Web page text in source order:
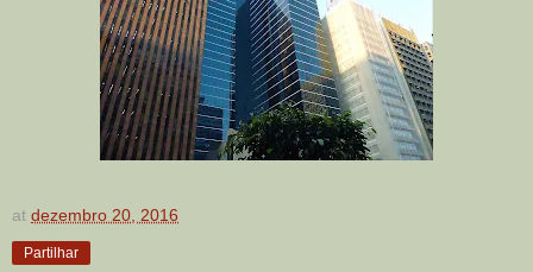
at dezembro 20, 2016
Partilhar